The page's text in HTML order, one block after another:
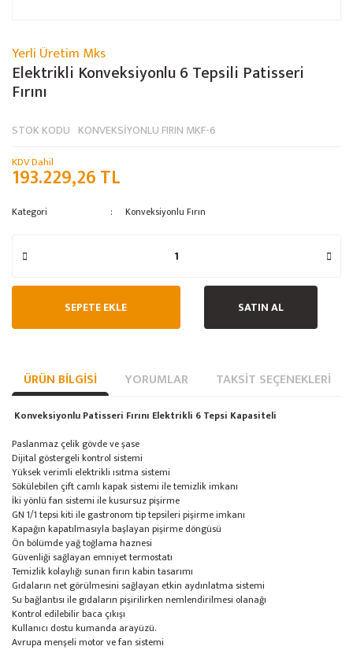
Yerli Üretim Mks
Elektrikli Konveksiyonlu 6 Tepsili Patisseri
Fırını
STOK KODU KONVEKSİYONLU FIRIN MKF-6
KDV Dahil
193.229,26 TL
Kategori Konveksiyonlu Fırın
SEPETE EKLE SATIN AL
ÜRÜN BILGISI YORUMLAR TAKSIT SEÇENEKLERI
Konveksiyonlu Patisseri Fırını Elektrikli 6 Tepsi Kapasiteli
Paslanmaz çelik gövde ve şase
Dijital göstergeli kontrol sistemi
Yüksek verimli elektrikli ısıtma sistemi
Sökülebilen çift camlı kapak sistemi ile temizlik imkanı
İki yönlü fan sistemi ile kusursuz pişirme
GN 1/1 tepsi kiti ile gastronom tip tepsileri pişirme imkanı
Kapağın kapatılmasıyla başlayan pişirme döngüsü
Ön bölümde yağ toğlama haznesi
Güvenliği sağlayan emniyet termostatı
Temizlik kolaylığı sunan fırın kabin tasarımı
Gıdaların net görülmesini sağlayan etkin aydınlatma sistemi
Su bağlantısı ile gıdaların pişirilirken nemlendirilmesi olanağı
Kontrol edilebilir baca çıkışı
Kullanıcı dostu kumanda arayüzü.
Avrupa menşeli motor ve fan sistemi